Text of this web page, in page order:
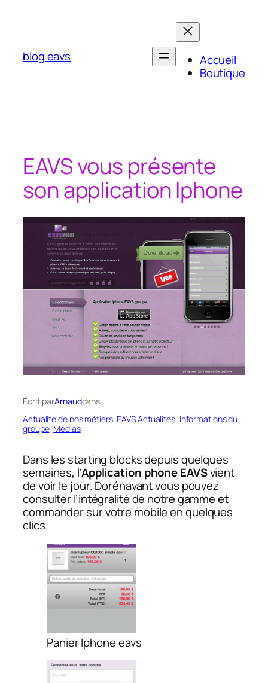
blog eavs
Accueil
Boutique
EAVS vous présente
son application Iphone
Écrit parArnauddans
Actualité de nos métiers, EAVS Actualités, Informations du
groupe, Médias
Dans les starting blocks depuis quelques
semaines, l’Application phone EAVSvient
de voir le jour. Dorénavant vous pouvez
consulter l’intégralité de notre gamme et
commander sur votre mobile en quelques
clics.
Panier Iphone eavs